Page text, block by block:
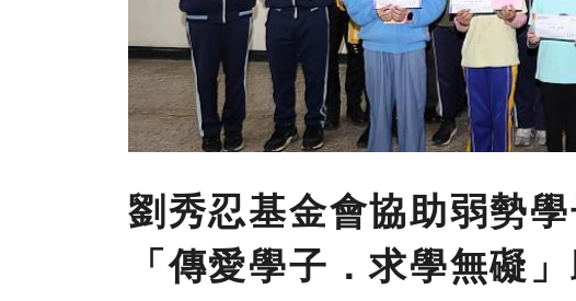
劉秀忍基金會協助弱勢
「傳愛學子．求學無礙